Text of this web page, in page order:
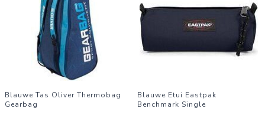
Blauwe Tas Oliver Thermobag
Gearbag
Blauwe Etui Eastpak
Benchmark Single